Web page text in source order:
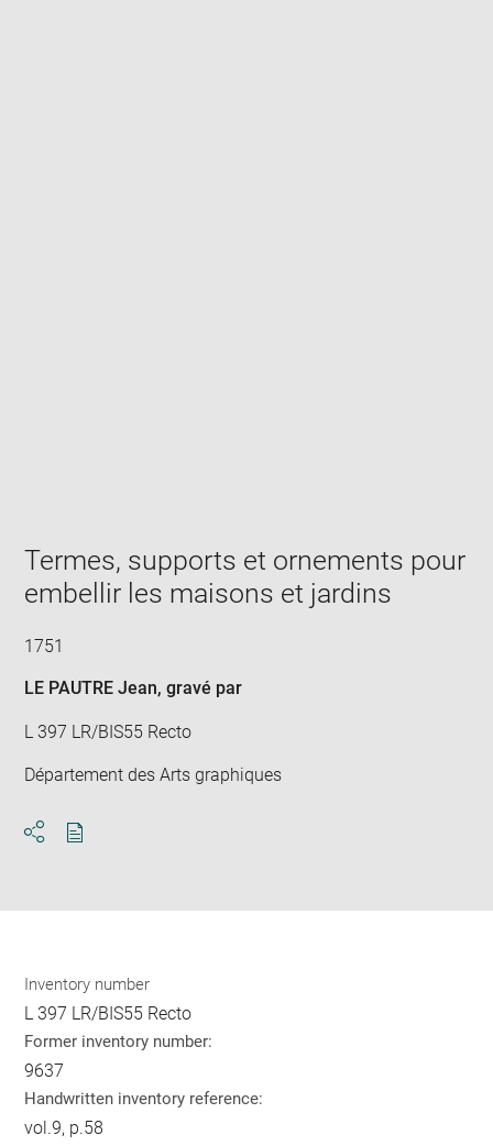
window
Termes, supports et ornements pour
embellir les maisons et jardins
1751
LE PAUTRE Jean, gravé par
L 397 LR/BIS55 Recto
Département des Arts graphiques
Inventory number
L 397 LR/BIS55 Recto
Former inventory number:
9637
Handwritten inventory reference:
vol.9, p.58